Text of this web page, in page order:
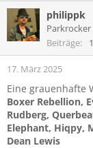
philippk
Parkrocker
Beiträge
17. März 2025
Eine grauenhafte
Boxer Rebellion,
Rudberg,
Elephant, Hiqpy,
Dean Lewis